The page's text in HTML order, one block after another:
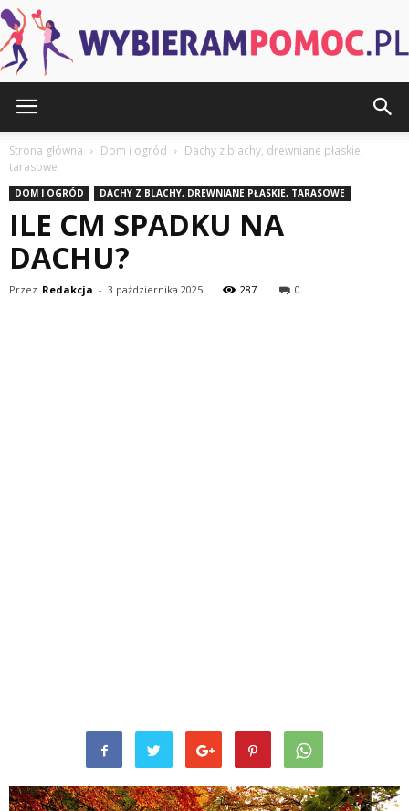
Strona główna Dom i ogród
Dachy z blachy, drewniane płaskie,
tarasowe
DOM I OGRÓD DACHY Z BLACHY, DREWNIANE PŁASKIE, TARASOWE
ILE CM SPADKU NA
DACHU?
Przez Redakcja - 3 października 2025 287 0